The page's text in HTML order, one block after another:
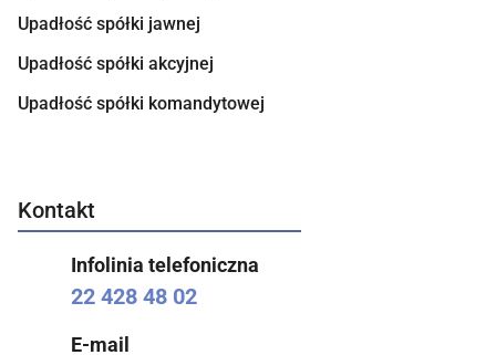
Upadłość spółki jawnej
Upadłość spółki akcyjnej
Upadłość spółki komandytowej
Kontakt
Infolinia telefoniczna
22 428 48 02
E-mail